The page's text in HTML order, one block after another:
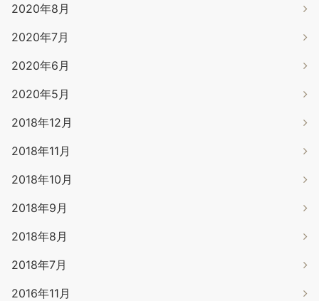
2020年8月
2020年7月
2020年6月
2020年5月
2018年12月
2018年11月
2018年10月
2018年9月
2018年8月
2018年7月
2016年11月